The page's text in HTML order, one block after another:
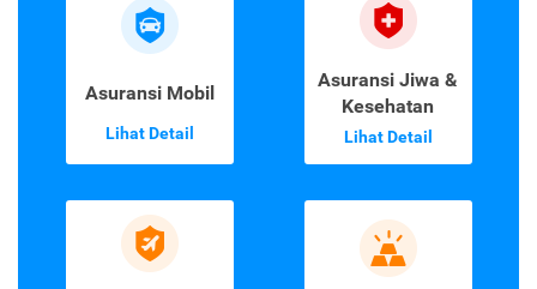
Asuransi Mobil
Lihat Detail
Asuransi Jiwa &
Kesehatan
Lihat Detail